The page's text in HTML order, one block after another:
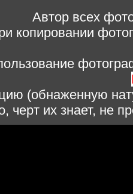
Автор всех
копировании
(обнаженную
черт их знает, не